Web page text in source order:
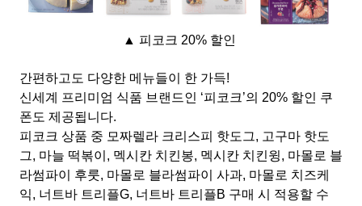
▲ 피코크 20% 할인
간편하고도 다양한 메뉴들이 한 가득!
신세계 프리미엄 식품 브랜드인 ‘피코크’의 20% 할인 쿠
폰도 제공됩니다.
피코크 상품 중 모짜렐라 크리스피 핫도그, 고구마 핫도
그, 마늘 떡볶이, 멕시칸 치킨봉, 멕시칸 치킨윙, 마몰로 블
라썸파이 후룻, 마몰로 블라썸파이 사과, 마몰로 치즈케
익, 너트바 트리플G, 너트바 트리플B 구매 시 적용할 수